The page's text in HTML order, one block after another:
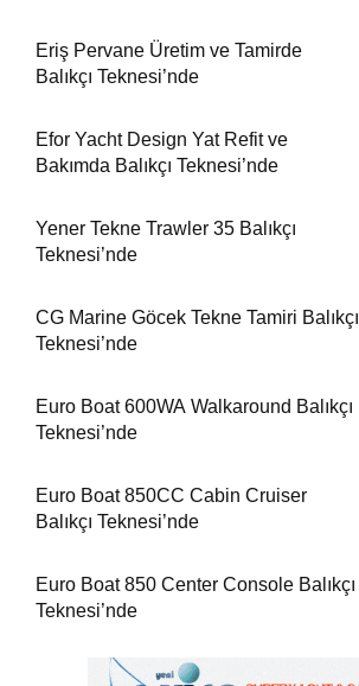
Eriş Pervane Üretim ve Tamirde
Balıkçı Teknesi’nde
Efor Yacht Design Yat Refit ve
Bakımda Balıkçı Teknesi’nde
Yener Tekne Trawler 35 Balıkçı
Teknesi’nde
CG Marine Göcek Tekne Tamiri Balıkçı
Teknesi’nde
Euro Boat 600WA Walkaround Balıkçı
Teknesi’nde
Euro Boat 850CC Cabin Cruiser
Balıkçı Teknesi’nde
Euro Boat 850 Center Console Balıkçı
Teknesi’nde